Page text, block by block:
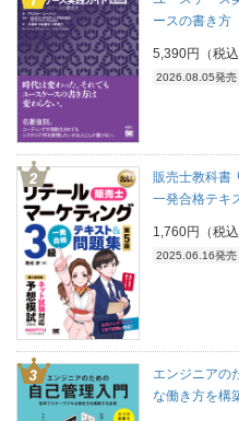
ースの書き方
5,390円（税込
2026.08.05発売
販売士教科書
一発合格テキ
1,760円（税込
2025.06.16発売
エンジニアの
な働き方を構